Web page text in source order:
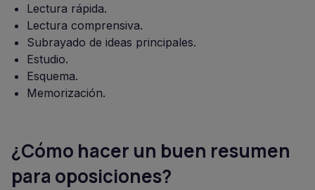
Lectura rápida.
Lectura comprensiva.
Subrayado de ideas principales.
Estudio.
Esquema.
Memorización.
¿Cómo hacer un buen resumen
para oposiciones?